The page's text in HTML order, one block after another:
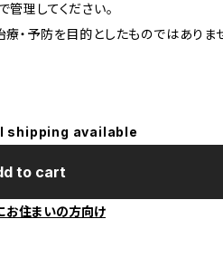
理してください。
・予防を目的としたものではありま
shipping available
to cart
お住まいの方向け